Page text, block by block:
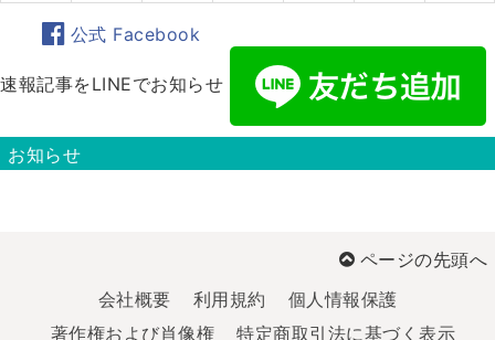
公式 Facebook
速報記事をLINEでお知らせ
お知らせ
ページの先頭へ
会社概要
利用規約
個人情報保護
著作権および肖像権
特定商取引法に基づく表示